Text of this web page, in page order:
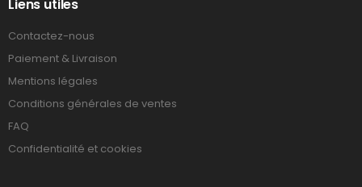
Liens utiles
Contactez-nous
Paiement & Livraison
Mentions légales
Conditions générales de ventes
FAQ
Confidentialité et cookies